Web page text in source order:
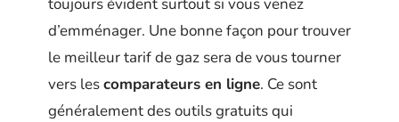
d’emménager. Une bonne façon pour trouver
le meilleur tarif de gaz sera de vous tourner
vers lescomparateurs en ligne. Ce sont
généralement des outils gratuits qui